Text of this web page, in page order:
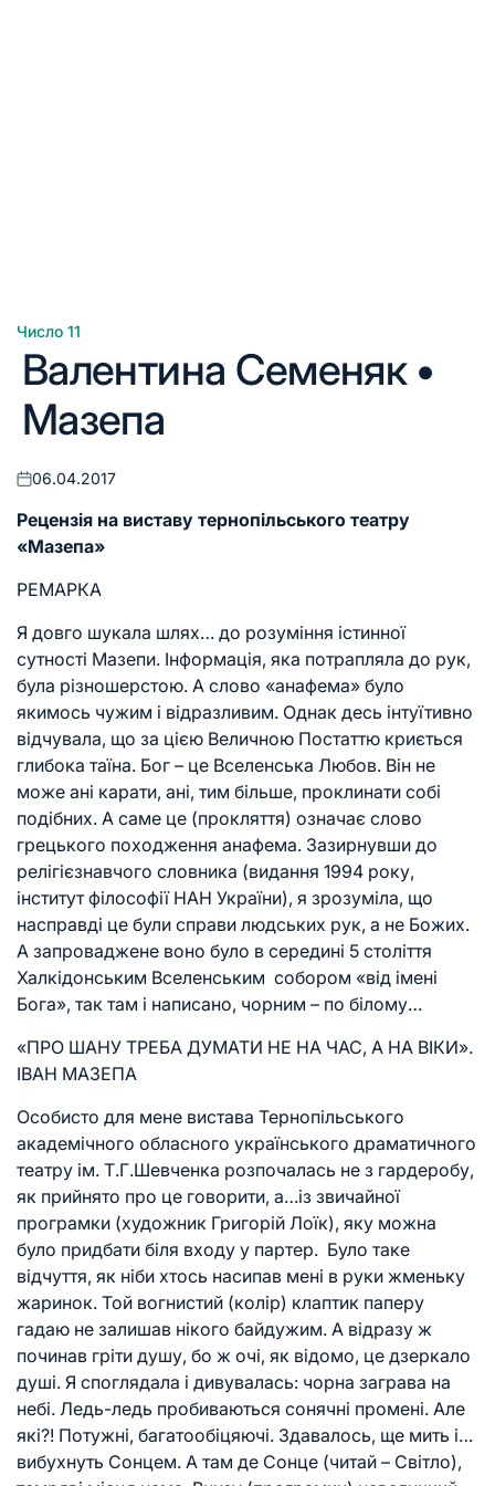
Опублікувати
Число 11
Валентина Семеняк •
Мазепа
Оприлюднено
06.04.2017
Рецензія на виставу тернопільського театру
«Мазепа»
РЕМАРКА
Я довго шукала шлях… до розуміння істинної
сутності Мазепи. Інформація, яка потрапляла до рук,
була різношерстою. А слово «анафема» було
якимось чужим і відразливим. Однак десь інтуїтивно
відчувала, що за цією Величною Постаттю криється
глибока таїна. Бог – це Вселенська Любов. Він не
може ані карати, ані, тим більше, проклинати собі
подібних. А саме це (прокляття) означає слово
грецького походження анафема. Зазирнувши до
релігієзнавчого словника (видання 1994 року,
інститут філософії НАН України), я зрозуміла, що
насправді це були справи людських рук, а не Божих.
А запроваджене воно було в середині 5 століття
Халкідонським Вселенським собором «від імені
Бога», так там і написано, чорним – по білому…
«ПРО ШАНУ ТРЕБА ДУМАТИ НЕ НА ЧАС, А НА ВІКИ».
ІВАН МАЗЕПА
Особисто для мене вистава Тернопільського
академічного обласного українського драматичного
театру ім. Т.Г.Шевченка розпочалась не з гардеробу,
як прийнято про це говорити, а…із звичайної
програмки (художник Григорій Лоїк), яку можна
було придбати біля входу у партер. Було таке
відчуття, як ніби хтось насипав мені в руки жменьку
жаринок. Той вогнистий (колір) клаптик паперу
гадаю не залишав нікого байдужим. А відразу ж
починав гріти душу, бо ж очі, як відомо, це дзеркало
душі. Я споглядала і дивувалась: чорна заграва на
небі. Ледь-ледь пробиваються сонячні промені. Але
які?! Потужні, багатообіцяючі. Здавалось, ще мить і…
вибухнуть Сонцем. А там де Сонце (читай – Світло),